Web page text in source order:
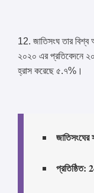
12. জাতিসংঘ তার বিশ্ব
২০২০ এর প্রতিবেদনে
হ্রাস করেছে ৫.৭%।
জাতিসংঘের
প্রতিষ্ঠিত: